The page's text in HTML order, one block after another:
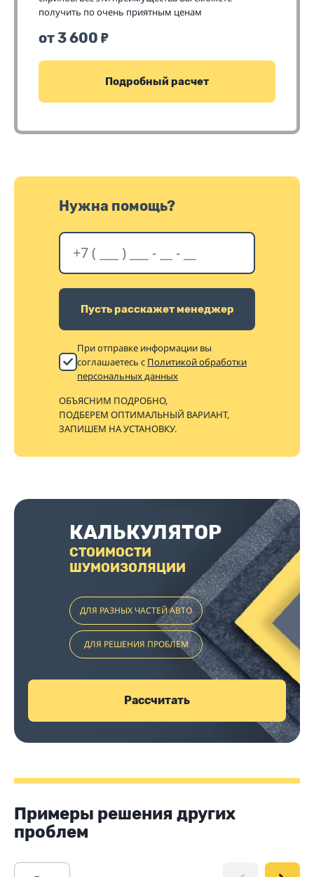
получить по очень приятным ценам
от 3 600 ₽
Подробный расчет
Нужна помощь?
Пусть расскажет менеджер
При отправке информации вы
соглашаетесь с Политикой обработки
персональных данных
ОБЪЯСНИМ ПОДРОБНО,
ПОДБЕРЕМ ОПТИМАЛЬНЫЙ ВАРИАНТ,
ЗАПИШЕМ НА УСТАНОВКУ.
КАЛЬКУЛЯТОР
СТОИМОСТИ
ШУМОИЗОЛЯЦИИ
ДЛЯ РАЗНЫХ ЧАСТЕЙ АВТО
ДЛЯ РЕШЕНИЯ ПРОБЛЕМ
Рассчитать
Примеры решения других
проблем